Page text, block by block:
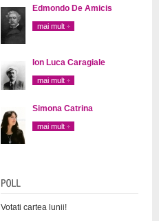
Edmondo De Amicis
mai mult
Ion Luca Caragiale
mai mult
Simona Catrina
mai mult
Votati cartea lunii!